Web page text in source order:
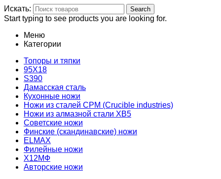
Искать: Search
Start typing to see products you are looking for.
Меню
Категории
Топоры и тяпки
95Х18
S390
Дамасская сталь
Кухонные ножи
Ножи из сталей CPM (Crucible industries)
Ножи из алмазной стали ХВ5
Советские ножи
Финские (скандинавские) ножи
ELMAX
Филейные ножи
Х12МФ
Авторские ножи